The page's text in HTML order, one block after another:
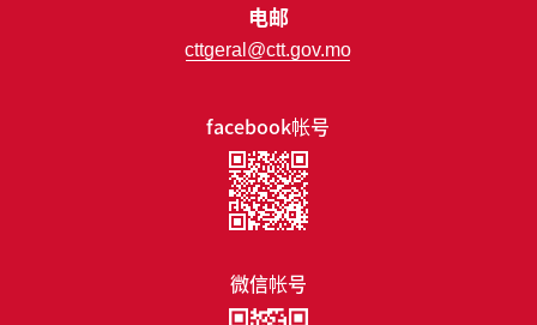
facebook帐号
微信帐号
电邮
cttgeral@ctt.gov.mo